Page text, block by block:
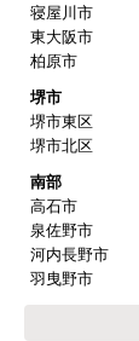
寝屋川市
東大阪市
柏原市
堺市
堺市東区
堺市北区
南部
高石市
泉佐野市
河内長野市
羽曳野市